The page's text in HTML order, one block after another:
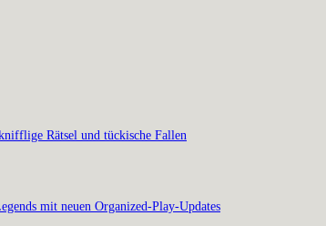
Rätsel und tückische Fallen
mit neuen Organized-Play-Updates